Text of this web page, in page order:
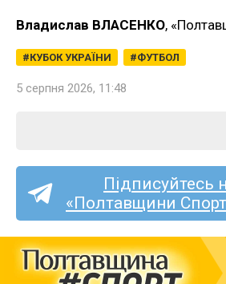
Владислав ВЛАСЕНКО,
КУБОК УКРАЇНИ ФУТБОЛ
5 серпня 2026, 11:48
Підписуйтесь
«Полтавщини